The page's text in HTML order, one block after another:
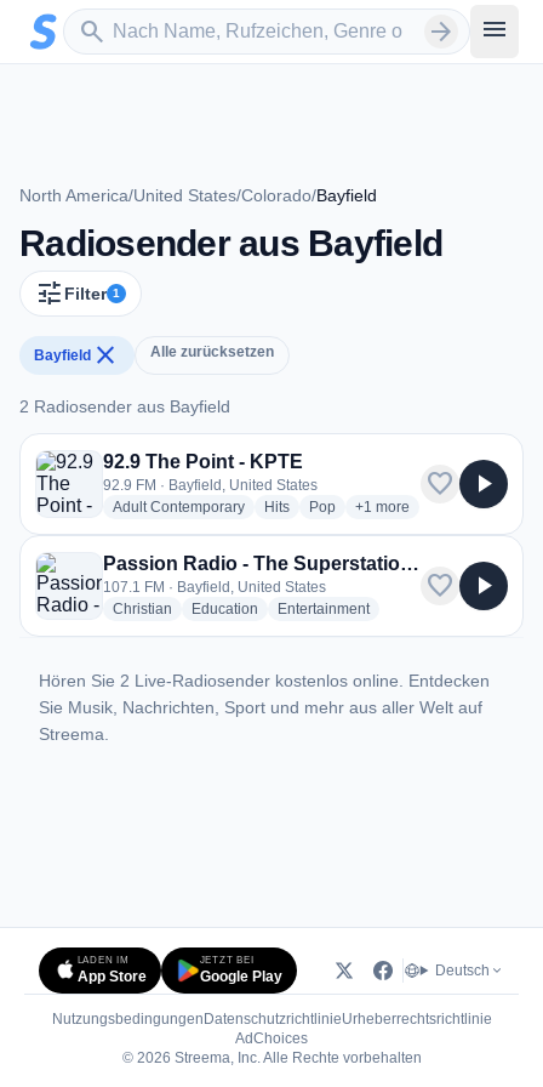
Zum Hauptinhalt springen
search
Sender suchen arrow_forward menu
North America/United States/Colorado/Bayfield
Radiosender aus Bayfield
tune Filter 1
Bayfield close Alle zurücksetzen
2 Radiosender aus Bayfield
2 Radiosender aus Bayfield
92.9 The Point - KPTE
92.9 FM · Bayfield, United States
Adult Contemporaryradio stations
Hitsradio stations
Popradio stations
+1 more genres for 92.9 The
more
favorite play_arrow
Passion Radio - The Superstation - KLJH
107.1 FM · Bayfield, United States
Christian radio stations
Education radio stations
Entertainmentradio stations
favorite play_arrow
Hören Sie 2 Live-Radiosender kostenlos online. Entdecken
Sie Musik, Nachrichten, Sport und mehr aus aller Welt auf
Streema.
LADEN IM
App Store
JETZT BEI
Google Play Deutsch
Nutzungsbedingungen DatenschutzrichtlinieUrheberrechtsrichtlinie
AdChoices(öffnet in neuem Tab)
© 2026 Streema, Inc. Alle Rechte vorbehalten